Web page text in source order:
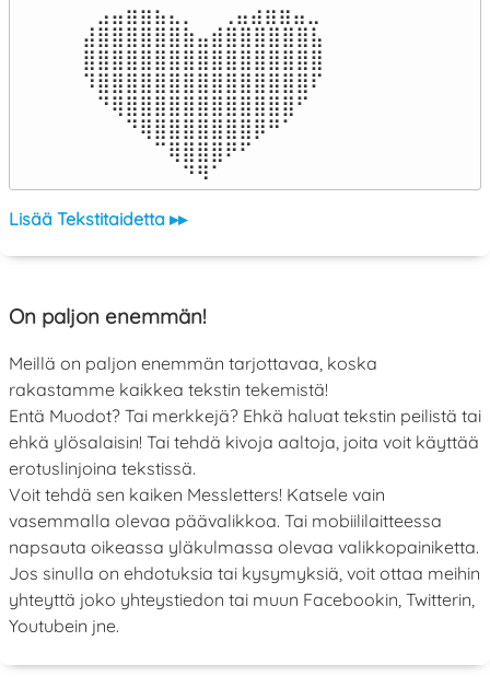
⠀⣠⣤⣶⣶⣦⣄⡀  ⠀⢀⣤⣴⣶⣶⣤⣀⠀
⣼⣿⣿⣿⣿⣿⣿⣷⣤⣾⣿⣿⣿⣿⣿⣿⣧
⣿⣿⣿⣿⣿⣿⣿⣿⣿⣿⣿⣿⣿⣿⣿⣿⣿
⠹⣿⣿⣿⣿⣿⣿⣿⣿⣿⣿⣿⣿⣿⣿⣿⠏
⠀⠙⢿⣿⣿⣿⣿⣿⣿⣿⣿⣿⣿⣿⣿⠋⠀
⠀⠀⠀⠙⢿⣿⣿⣿⣿⣿⣿⣿⡿⠛⠁⠀⠀
⠀⠀⠀⠀⠀⠉⢿⣿⣿⣿⠟⠋⠀⠀⠀⠀⠀
⠀⠀⠀⠀⠀⠀⠀⠙⠻⠁⠀⠀⠀⠀⠀⠀⠀⠀⠀⠀⠀⠀⠀
Lisää Tekstitaidetta ▸▸
On paljon enemmän!
Meillä on paljon enemmän tarjottavaa, koska
rakastamme kaikkea tekstin tekemistä!
Entä Muodot? Tai merkkejä? Ehkä haluat tekstin peilistä tai
ehkä ylösalaisin! Tai tehdä kivoja aaltoja, joita voit käyttää
erotuslinjoina tekstissä.
Voit tehdä sen kaiken Messletters! Katsele vain
vasemmalla olevaa päävalikkoa. Tai mobiililaitteessa
napsauta oikeassa yläkulmassa olevaa valikkopainiketta.
Jos sinulla on ehdotuksia tai kysymyksiä, voit ottaa meihin
yhteyttä joko yhteystiedon tai muun Facebookin, Twitterin,
Youtubein jne.